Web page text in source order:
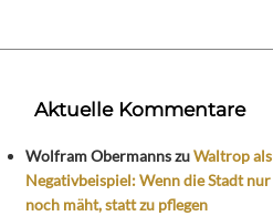
Aktuelle Kommentare
Wolfram ObermannszuWaltrop als
Negativbeispiel: Wenn die Stadt nur
noch mäht, statt zu pflegen